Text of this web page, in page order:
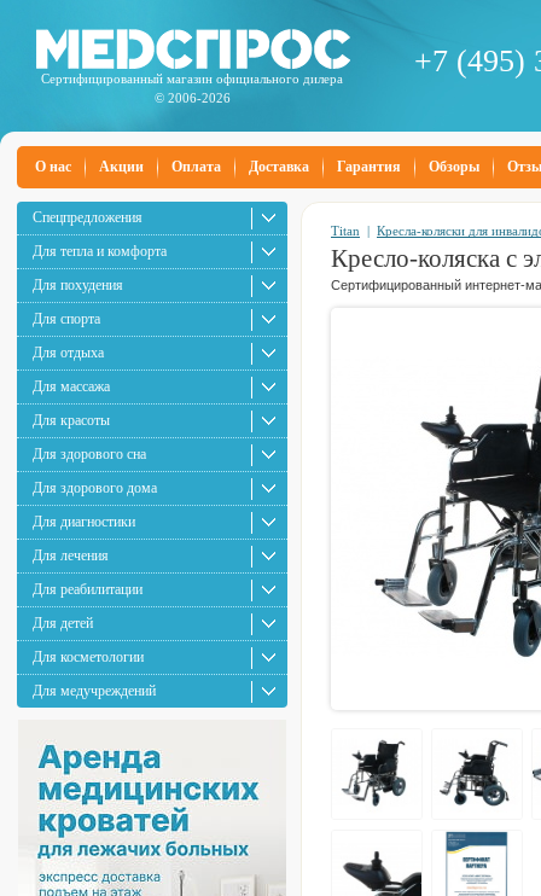
Сертифицированный магазин официального дилера
© 2006-2026
+7 (495)
О нас Акции Оплата Доставка Гарантия Обзоры
Спецпредложения
Для тепла и комфорта
Для похудения
Для спорта
Для отдыха
Для массажа
Для красоты
Для здорового сна
Для здорового дома
Для диагностики
Для лечения
Для реабилитации
Для детей
Для косметологии
Для медучреждений
Titan | Кресла-коляски для
Кресло-коляска с
Сертифицированный интернет-